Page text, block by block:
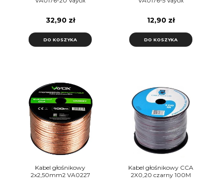
32,90 zł
DO KOSZYKA
12,90 zł
DO KOSZYKA
Kabel głośnikowy
2x2,50mm2 VA0227
Kabel głośnikowy CCA
2X0,20 czarny 100M